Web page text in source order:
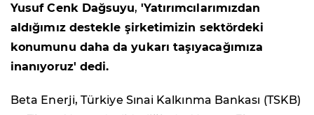
Yusuf Cenk Dağsuyu, 'Yatırımcılarımızdan
aldığımız destekle şirketimizin sektördeki
konumunu daha da yukarı taşıyacağımıza
inanıyoruz' dedi.
Beta Enerji, Türkiye Sınai Kalkınma Bankası (TSKB)